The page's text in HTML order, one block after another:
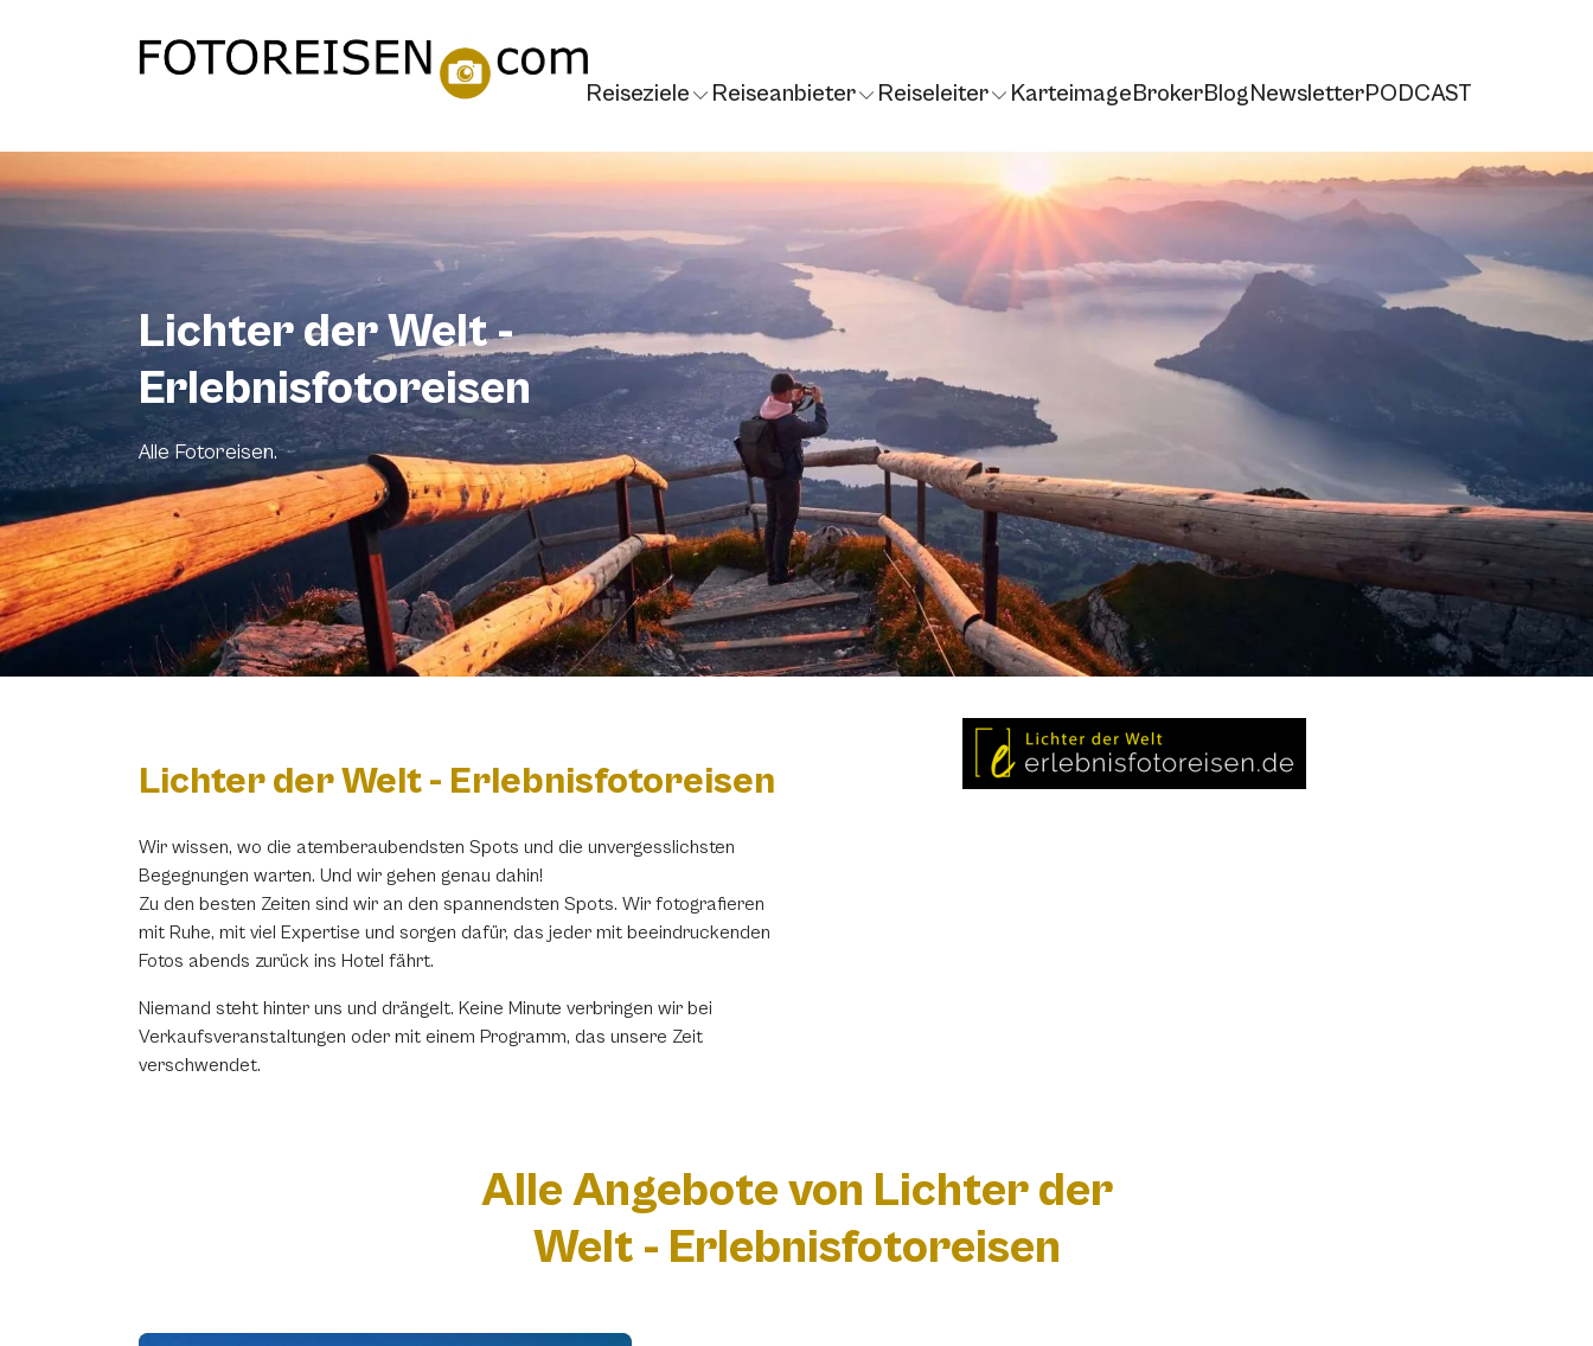
Reiseziele Reiseanbieter Reiseleiter KarteimageBrokerBlogNewsletterPODCAST
Lichter der Welt -
Erlebnisfotoreisen
Alle Fotoreisen.
Lichter der Welt - Erlebnisfotoreisen
Wir wissen, wo die atemberaubendsten Spots und die unvergesslichsten
Begegnungen warten. Und wir gehen genau dahin!
Zu den besten Zeiten sind wir an den spannendsten Spots. Wir fotografieren
mit Ruhe, mit viel Expertise und sorgen dafür, das jeder mit beeindruckenden
Fotos abends zurück ins Hotel fährt.
Niemand steht hinter uns und drängelt. Keine Minute verbringen wir bei
Verkaufsveranstaltungen oder mit einem Programm, das unsere Zeit
verschwendet.
Alle Angebote von Lichter der
Welt - Erlebnisfotoreisen